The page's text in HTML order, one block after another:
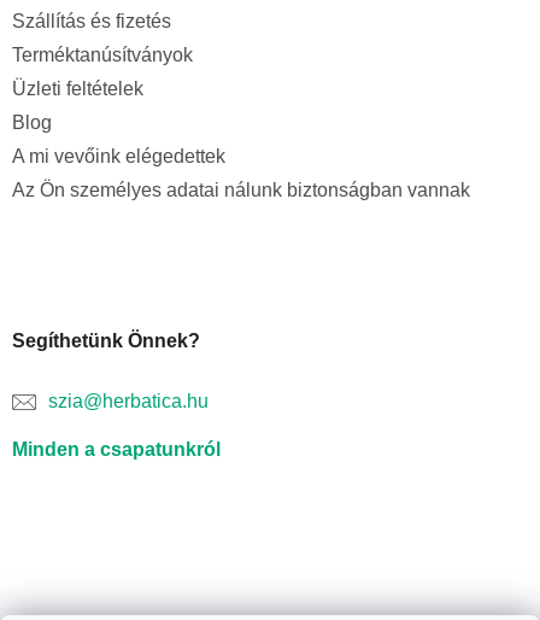
Szállítás és fizetés
Terméktanúsítványok
Üzleti feltételek
Blog
A mi vevőink elégedettek
Az Ön személyes adatai nálunk biztonságban vannak
Segíthetünk Önnek?
szia@herbatica.hu
Minden a csapatunkról